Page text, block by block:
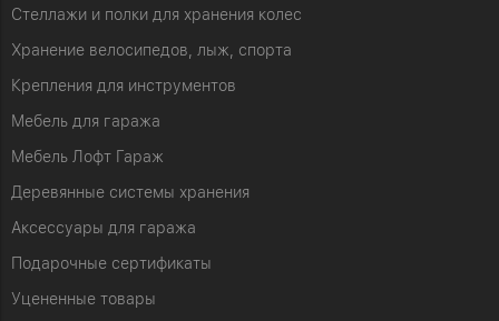
Стеллажи и полки для хранения колес
Хранение велосипедов, лыж, спорта
Крепления для инструментов
Мебель для гаража
Мебель Лофт Гараж
Деревянные системы хранения
Аксессуары для гаража
Подарочные сертификаты
Уцененные товары